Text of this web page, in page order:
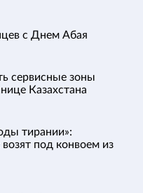
с Днем Абая
сервисные зоны
Казахстана
тирании»:
под конвоем из